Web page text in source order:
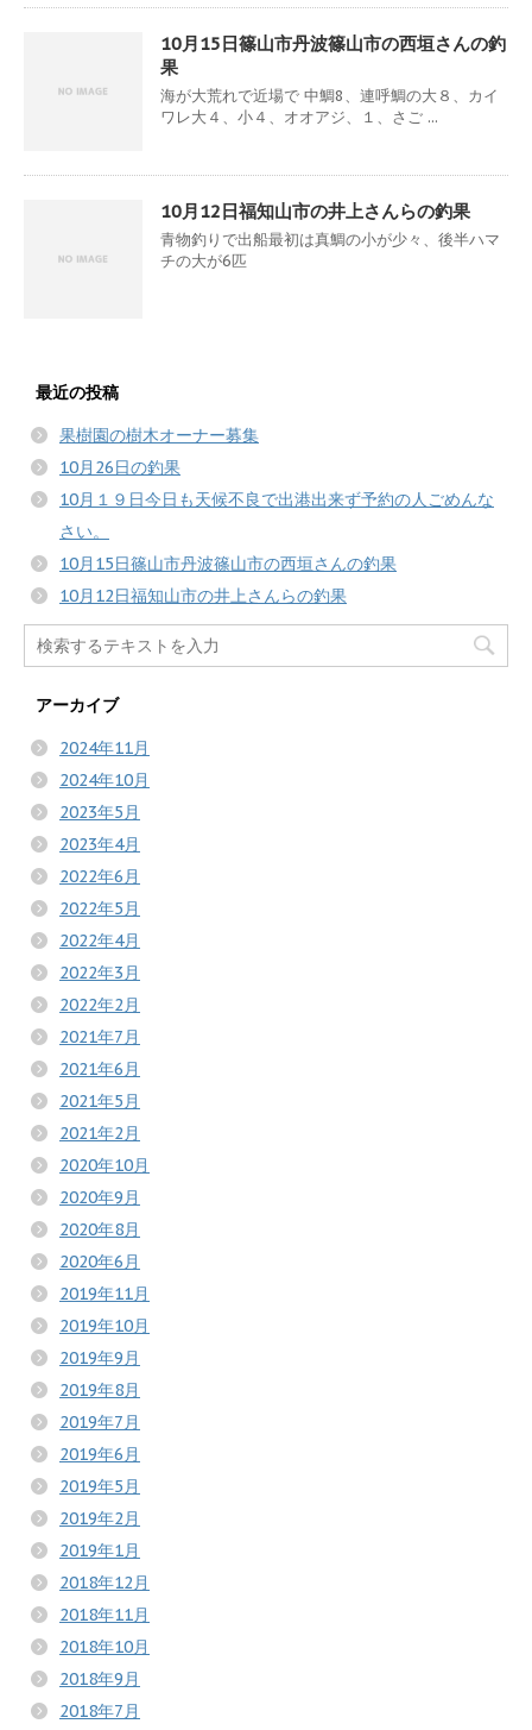
10月15日篠山市丹波篠山市の西垣さんの釣
果
海が大荒れで近場で 中鯛8、連呼鯛の大８、カイ
ワレ大４、小４、オオアジ、１、さご ...
10月12日福知山市の井上さんらの釣果
青物釣りで出船最初は真鯛の小が少々、後半ハマ
チの大が6匹
最近の投稿
果樹園の樹木オーナー募集
10月26日の釣果
10月１９日今日も天候不良で出港出来ず予約の人ごめんな
さい。
10月15日篠山市丹波篠山市の西垣さんの釣果
10月12日福知山市の井上さんらの釣果
アーカイブ
2024年11月
2024年10月
2023年5月
2023年4月
2022年6月
2022年5月
2022年4月
2022年3月
2022年2月
2021年7月
2021年6月
2021年5月
2021年2月
2020年10月
2020年9月
2020年8月
2020年6月
2019年11月
2019年10月
2019年9月
2019年8月
2019年7月
2019年6月
2019年5月
2019年2月
2019年1月
2018年12月
2018年11月
2018年10月
2018年9月
2018年7月